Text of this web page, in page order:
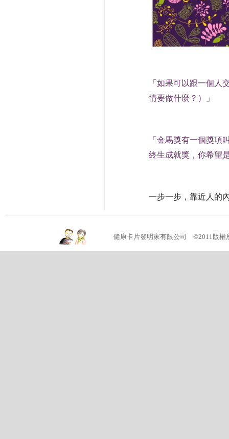
「如果可以跟一個人
情要做什麼？）
」
「金馬獎有一個獎項
終生成就獎，你希望
一步一步，靠近人的
健康卡片發明家有限公司 ©2011版權